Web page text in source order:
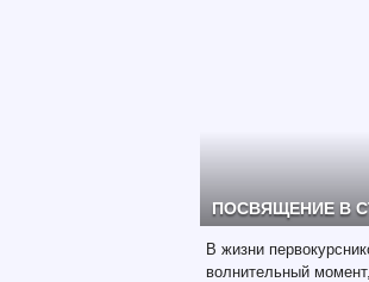
ПОСВЯЩЕНИЕ В
В жизни
волнительный